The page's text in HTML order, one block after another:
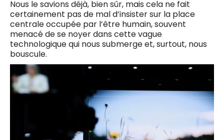
Nous le savions déjà, bien sûr, mais cela ne fait
certainement pas de mal d’insister sur la place
centrale occupée par l’être humain, souvent
menacé de se noyer dans cette vague
technologique qui nous submerge et, surtout, nous
bouscule.